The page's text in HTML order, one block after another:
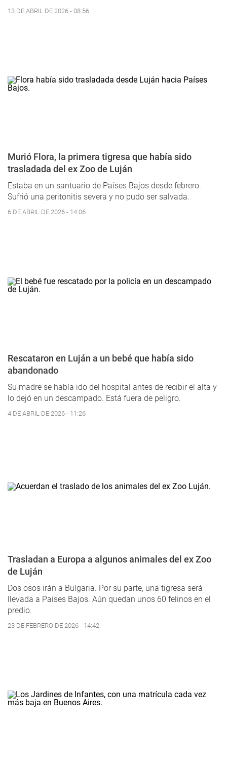
13 DE ABRIL DE 2026 - 08:56
Murió Flora, la primera tigresa que había sido
trasladada del ex Zoo de Luján
Estaba en un santuario de Países Bajos desde febrero.
Sufrió una peritonitis severa y no pudo ser salvada.
6 DE ABRIL DE 2026 - 14:06
Rescataron en Luján a un bebé que había sido
abandonado
Su madre se había ido del hospital antes de recibir el alta y
lo dejó en un descampado. Está fuera de peligro.
4 DE ABRIL DE 2026 - 11:26
Trasladan a Europa a algunos animales del ex Zoo
de Luján
Dos osos irán a Bulgaria. Por su parte, una tigresa será
llevada a Países Bajos. Aún quedan unos 60 felinos en el
predio.
23 DE FEBRERO DE 2026 - 14:42